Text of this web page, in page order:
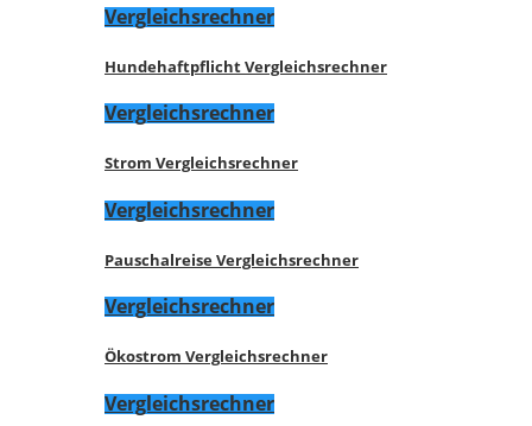
Vergleichsrechner
Hundehaftpflicht Vergleichsrechner
Vergleichsrechner
Strom Vergleichsrechner
Vergleichsrechner
Pauschalreise Vergleichsrechner
Vergleichsrechner
Ökostrom Vergleichsrechner
Vergleichsrechner